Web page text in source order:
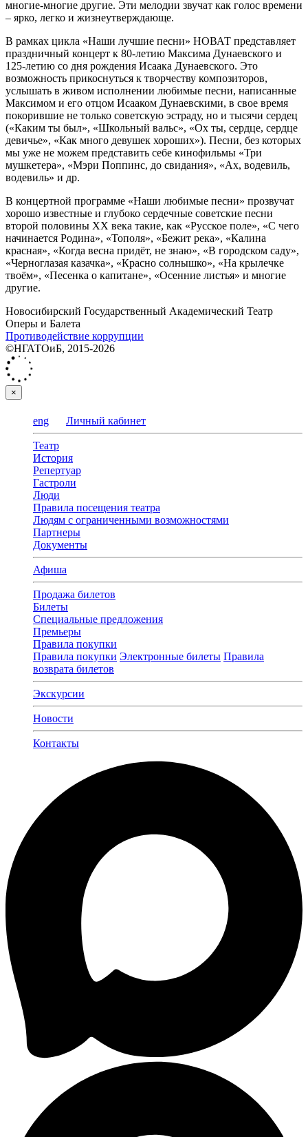
многие-многие другие. Эти мелодии звучат как голос времени
– ярко, легко и жизнеутверждающе.
В рамках цикла «Наши лучшие песни» НОВАТ представляет
праздничный концерт к 80-летию Максима Дунаевского и
125-летию со дня рождения Исаака Дунаевского. Это
возможность прикоснуться к творчеству композиторов,
услышать в живом исполнении любимые песни, написанные
Максимом и его отцом Исааком Дунаевскими, в свое время
покорившие не только советскую эстраду, но и тысячи сердец
(«Каким ты был», «Школьный вальс», «Ох ты, сердце, сердце
девичье», «Как много девушек хороших»). Песни, без которых
мы уже не можем представить себе кинофильмы «Три
мушкетера», «Мэри Поппинс, до свидания», «Ах, водевиль,
водевиль» и др.
В концертной программе «Наши любимые песни» прозвучат
хорошо известные и глубоко сердечные советские песни
второй половины XX века такие, как «Русское поле», «С чего
начинается Родина», «Тополя», «Бежит река», «Калина
красная», «Когда весна придёт, не знаю», «В городском саду»,
«Черноглазая казачка», «Красно солнышко», «На крылечке
твоём», «Песенка о капитане», «Осенние листья» и многие
другие.
Новосибирский Государственный Академический Театр
Оперы и Балета
Противодействие коррупции
©НГАТОиБ, 2015-2026
×
eng Личный кабинет
Театр
История
Репертуар
Гастроли
Люди
Правила посещения театра
Людям с ограниченными возможностями
Партнеры
Документы
Афиша
Продажа билетов
Билеты
Специальные предложения
Премьеры
Правила покупки
Правила покупки Электронные билеты Правила
возврата билетов
Экскурсии
Новости
Контакты